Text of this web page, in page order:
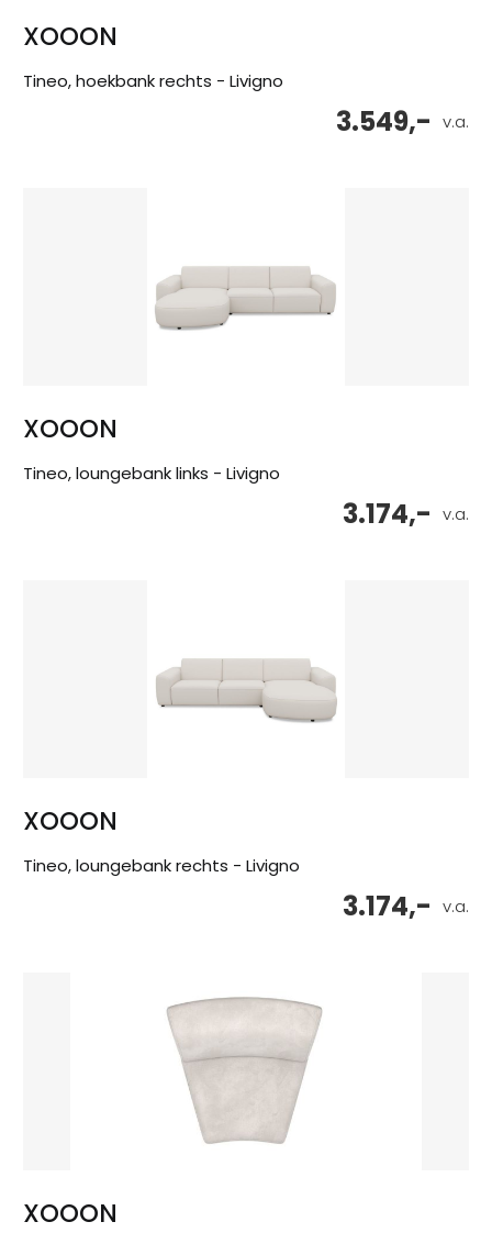
XOOON
Tineo, hoekbank rechts - Livigno
v.a.
3.549,-
XOOON
Tineo, loungebank links - Livigno
v.a.
3.174,-
XOOON
Tineo, loungebank rechts - Livigno
v.a.
3.174,-
XOOON